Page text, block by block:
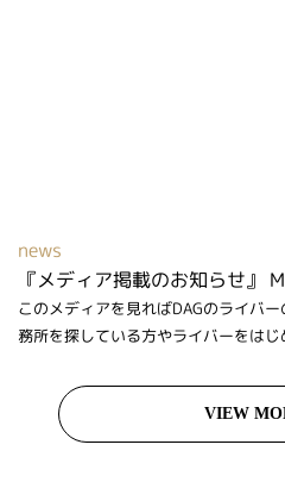
news
『メディア掲載のお知らせ』
このメディアを見ればDAGのライバ
務所を探している方やライバーをはじ
VIEW